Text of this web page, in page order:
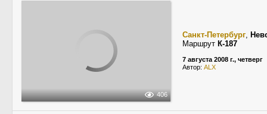
406
Санкт-Петербург,
Маршрут К-187
7 августа 2008 г., четверг
Автор: ALX